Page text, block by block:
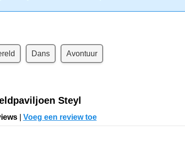
Dans Avontuur
Steyl
| Voeg een review toe